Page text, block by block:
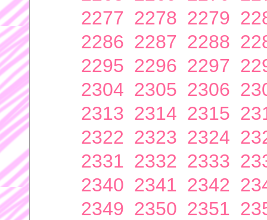
2277 2278 2279
2286 2287 2288
2295 2296 2297
2304 2305 2306
2313 2314 2315
2322 2323 2324
2331 2332 2333
2340 2341 2342
2349 2350 2351